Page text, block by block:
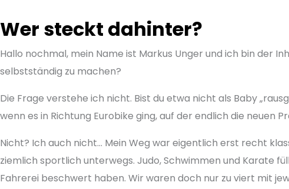
Wer steckt dahinter?
Hallo nochmal, mein Name ist Markus Unger und ich bin der
selbstständig zu machen?
Die Frage verstehe ich nicht. Bist du etwa nicht als Baby
wenn es in Richtung Eurobike ging, auf der endlich die neuen
Nicht? Ich auch nicht… Mein Weg war eigentlich erst recht
ziemlich sportlich unterwegs. Judo, Schwimmen und Karate
Fahrerei beschwert haben. Wir waren doch nur zu viert mit